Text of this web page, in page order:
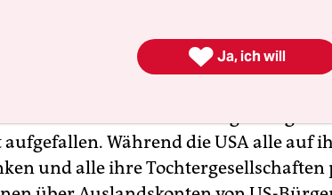
Während die USA alle auf
und alle ihre Tochtergesellschaften
 Ja, ich will